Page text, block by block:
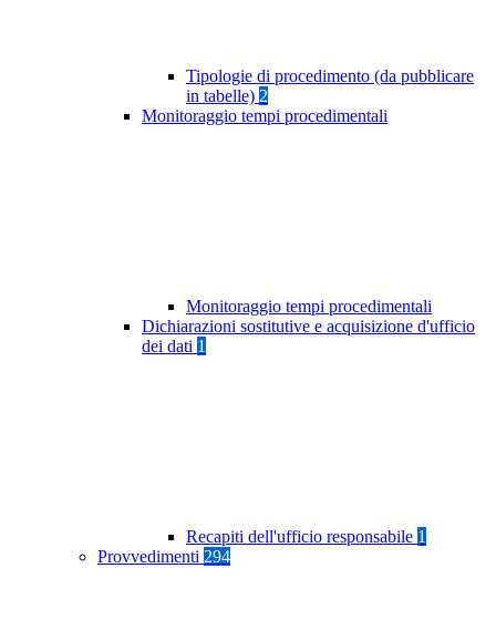
Tipologie di procedimento (da pubblicare
in tabelle) 2
Monitoraggio tempi procedimentali
Monitoraggio tempi procedimentali
Dichiarazioni sostitutive e acquisizione d'ufficio
dei dati 1
Recapiti dell'ufficio responsabile 1
Provvedimenti 294